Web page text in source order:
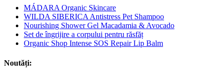
MÁDARA Organic Skincare
WILDA SIBERICA Antistress Pet Shampoo
Nourishing Shower Gel Macadamia & Avocado
Set de îngrijire a corpului pentru răsfăț
Organic Shop Intense SOS Repair Lip Balm
Noutăți: